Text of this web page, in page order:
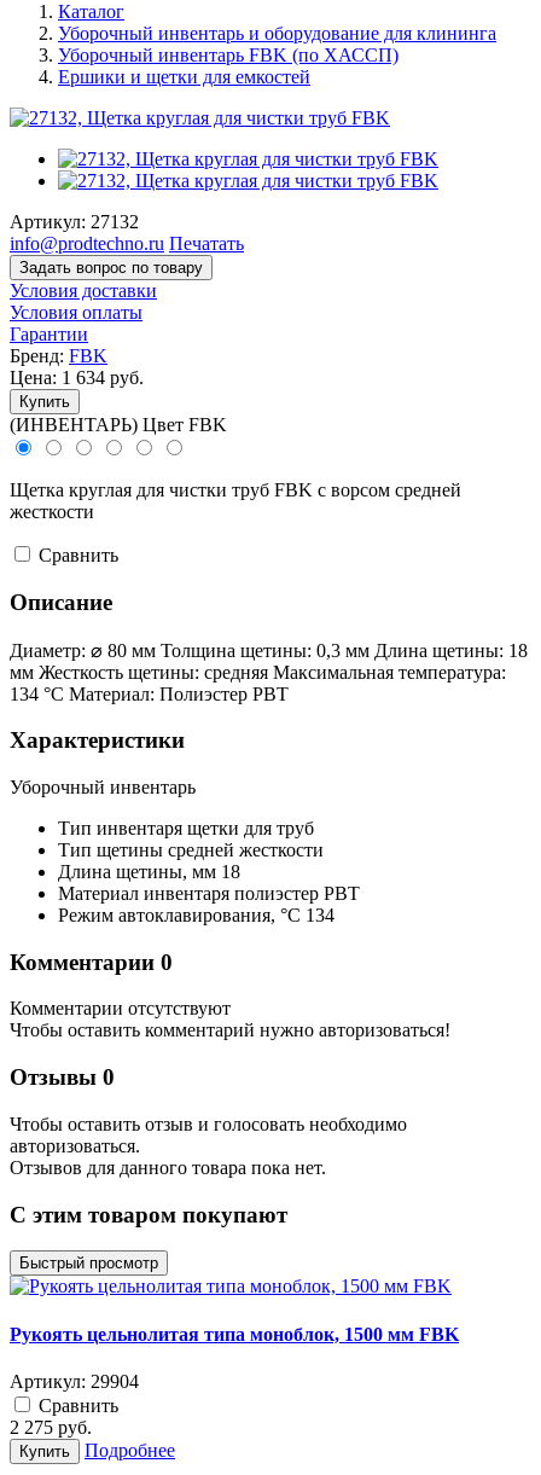
Каталог
Уборочный инвентарь и оборудование для клининга
Уборочный инвентарь FBK (по ХАССП)
Ершики и щетки для емкостей
Артикул: 27132
info@prodtechno.ru Печатать
Задать вопрос по товару
Условия доставки
Условия оплаты
Гарантии
Бренд: FBK
Цена: 1 634 руб.
Купить
(ИНВЕНТАРЬ) Цвет FBK
Щетка круглая для чистки труб FBK с ворсом средней
жесткости
Cравнить
Описание
Диаметр: ⌀ 80 мм Толщина щетины: 0,3 мм Длина щетины: 18
мм Жесткость щетины: средняя Максимальная температура:
134 °С Материал: Полиэстер РВТ
Характеристики
Уборочный инвентарь
Тип инвентаря щетки для труб
Тип щетины средней жесткости
Длина щетины, мм 18
Материал инвентаря полиэстер PBT
Режим автоклавирования, °С 134
Комментарии 0
Комментарии отсутствуют
Чтобы оставить комментарий нужно авторизоваться!
Отзывы 0
Чтобы оcтавить отзыв и голосовать необходимо
авторизоваться.
Отзывов для данного товара пока нет.
C этим товаром покупают
Быстрый просмотр
Рукоять цельнолитая типа моноблок, 1500 мм FBK
Артикул: 29904
Cравнить
2 275 руб.
Купить Подробнее